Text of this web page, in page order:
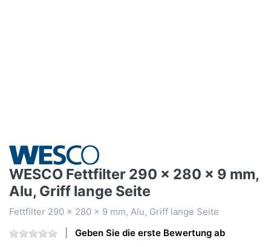
WESCO Fettfilter 290 x 280 x 9 mm,
Alu, Griff lange Seite
Fettfilter 290 x 280 x 9 mm, Alu, Griff lange Seite
Geben Sie die erste Bewertung ab